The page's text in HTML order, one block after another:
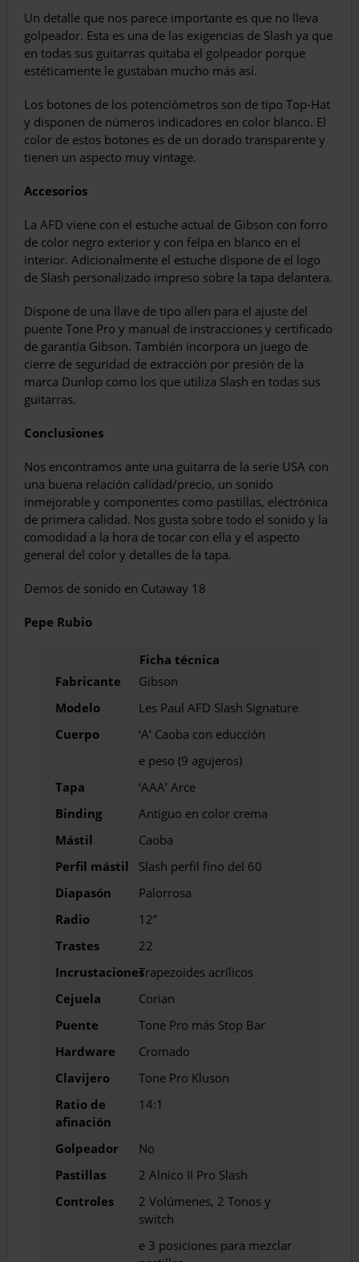
Un detalle que nos parece importante es que no lleva
golpeador. Esta es una de las exigen­cias de Slash ya que
en todas sus guitarras quitaba el golpeador porque
estéticamente le gustaban mucho más así.
Los botones de los potenciómetros son de tipo Top-Hat
y disponen de números indicado­res en color blanco. El
color de estos botones es de un dorado transparente y
tienen un as­pecto muy vintage.
Accesorios
La AFD viene con el estuche actual de Gib­son con forro
de color negro exterior y con fel­pa en blanco en el
interior. Adicionalmente el estuche dispone de el logo
de Slash personali­zado impreso sobre la tapa delantera.
Dispone de una llave de tipo allen para el ajuste del
puente Tone Pro y manual de ins­tracciones y certificado
de garantía Gibson. También incorpora un juego de
cierre de se­guridad de extracción por presión de la
marca Dunlop como los que utiliza Slash en todas sus
guitarras.
Conclusiones
Nos encontramos ante una guitarra de la serie USA con
una buena relación ca­lidad/precio, un sonido
inmejorable y componentes como pastillas, electrónica
de primera calidad. Nos gusta sobre todo el sonido y la
comodidad a la hora de tocar con ella y el aspecto
general del color y deta­lles de la tapa.
Demos de sonido en Cutaway 18
Pepe Rubio
Fabricante
Gibson
Modelo
Les Paul AFD Slash Signature
Cuerpo
‘A’ Caoba con educción
e peso (9 agujeros)
Tapa
‘AAA’ Arce
Binding
Antiguo en color crema
Mástil
Caoba
Perfil mástil
Slash perfil fino del 60
Diapasón
Palorrosa
Radio
12”
Trastes
22
IncrustacionesTrapezoides acrílicos
Cejuela
Corian
Puente
Tone Pro más Stop Bar
Hardware
Cromado
Clavijero
Tone Pro Kluson
Ratio de
afinación
14:1
Golpeador
No
Pastillas
2 Alnico II Pro Slash
Controles
2 Volúmenes, 2 Tonos y
switch
e 3 posiciones para mezclar